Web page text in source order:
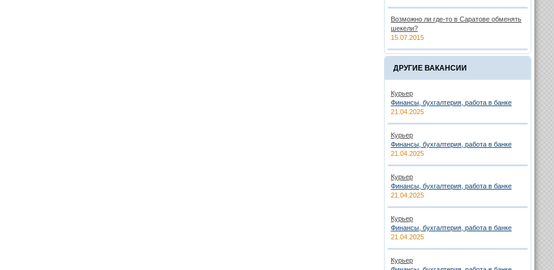
Возможно ли где-то в Саратове обменять
шекели?
15.07.2015
ДРУГИЕ ВАКАНСИИ
Курьер
Финансы, бухгалтерия, работа в банке
21.04.2025
Курьер
Финансы, бухгалтерия, работа в банке
21.04.2025
Курьер
Финансы, бухгалтерия, работа в банке
21.04.2025
Курьер
Финансы, бухгалтерия, работа в банке
21.04.2025
Курьер